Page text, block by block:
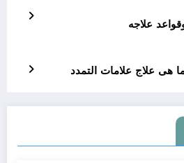
علاجه
هى علاج علامات التمدد